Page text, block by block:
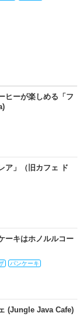
ヒーが楽しめる「フ
ア」（旧カフェ ド
ーキはホノルルコー
パンケーキ
(Jungle Java Cafe)